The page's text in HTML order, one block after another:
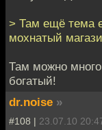
> Там ещё тема
мохнатый
Там можно
богатый!
dr.noise »
#108 | 23.07.10